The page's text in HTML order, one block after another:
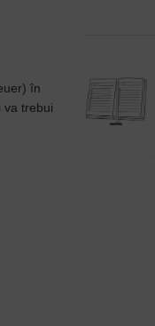
în
va trebui